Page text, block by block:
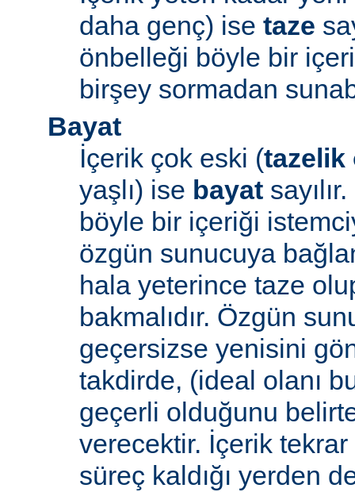
daha genç) ise taze
önbelleği böyle bir
birşey sormadan
Bayat
İçerik çok eski (tazelik
yaşlı) ise bayat
böyle bir içeriği
özgün sunucuya
hala yeterince taze
bakmalıdır. Özgün
geçersizse yenisini
takdirde, (ideal olanı
geçerli olduğunu
verecektir. İçerik
süreç kaldığı yerden